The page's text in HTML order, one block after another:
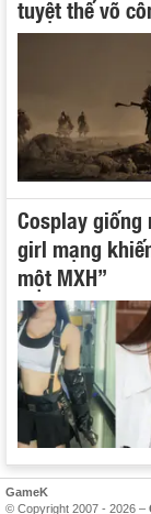
tuyệt thế võ
Cosplay
girl mạng
một MXH”
GameK
© Copyright 2007 - 2026 –